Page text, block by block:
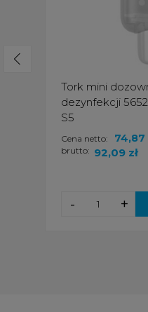
Tork mini
dezynfekcji
S5
brutto: 92,09 zł
Cena netto: 74,87
+
-